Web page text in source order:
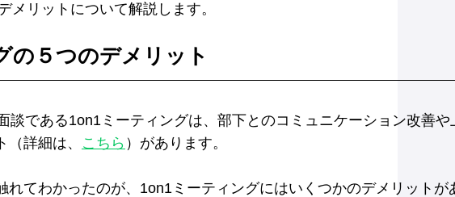
メリットについて解説します。
の５つのデメリット
談である1on1ミーティングは、部下とのコミュニケーション改善
詳細は、 こちら ）があります。
れてわかったのが、1on1ミーティングにはいくつかのデメリットが